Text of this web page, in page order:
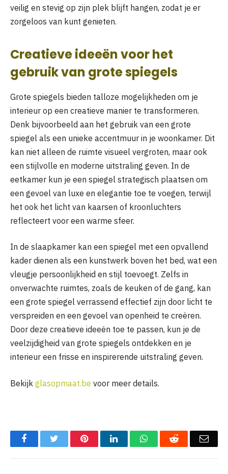
veilig en stevig op zijn plek blijft hangen, zodat je er
zorgeloos van kunt genieten.
Creatieve ideeën voor het
gebruik van grote spiegels
Grote spiegels bieden talloze mogelijkheden om je
interieur op een creatieve manier te transformeren.
Denk bijvoorbeeld aan het gebruik van een grote
spiegel als een unieke accentmuur in je woonkamer. Dit
kan niet alleen de ruimte visueel vergroten, maar ook
een stijlvolle en moderne uitstraling geven. In de
eetkamer kun je een spiegel strategisch plaatsen om
een gevoel van luxe en elegantie toe te voegen, terwijl
het ook het licht van kaarsen of kroonluchters
reflecteert voor een warme sfeer.
In de slaapkamer kan een spiegel met een opvallend
kader dienen als een kunstwerk boven het bed, wat een
vleugje persoonlijkheid en stijl toevoegt. Zelfs in
onverwachte ruimtes, zoals de keuken of de gang, kan
een grote spiegel verrassend effectief zijn door licht te
verspreiden en een gevoel van openheid te creëren.
Door deze creatieve ideeën toe te passen, kun je de
veelzijdigheid van grote spiegels ontdekken en je
interieur een frisse en inspirerende uitstraling geven.
Bekijk glasopmaat.be voor meer details.
FacebookTwitter PinterestLinkedInWhatsAppReddit